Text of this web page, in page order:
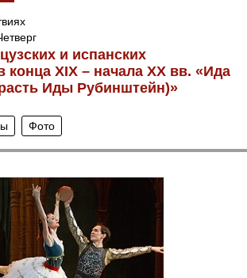
и испанских
конца XIX – начала XX вв. «Ида
Иды Рубинштейн)»
Фото